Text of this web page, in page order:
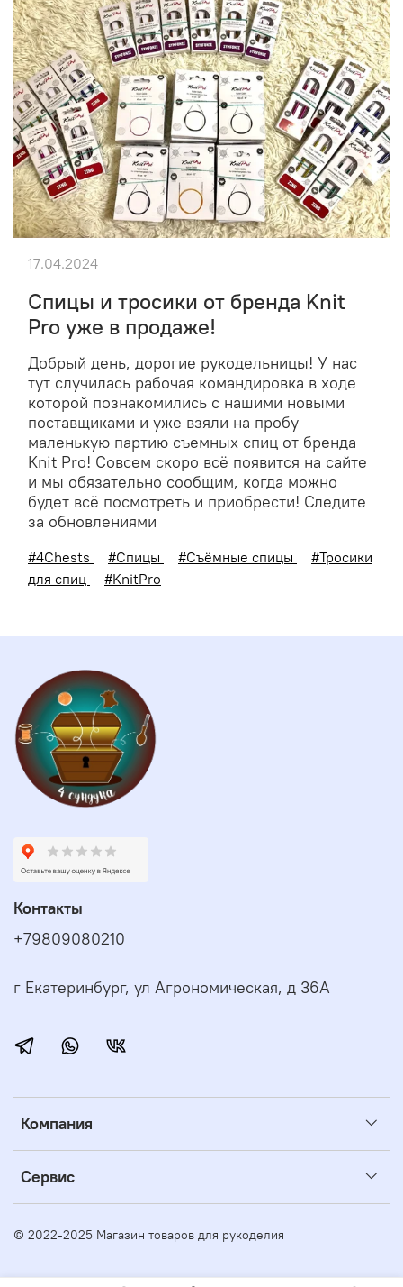
Cпицы и тросики от бренда Knit
Pro уже в продаже!
Добрый день, дорогие рукодельницы! У нас
тут случилась рабочая командировка в ходе
которой познакомились с нашими новыми
поставщиками и уже взяли на пробу
маленькую партию съемных спиц от бренда
Knit Pro! Совсем скоро всё появится на сайте
и мы обязательно сообщим, когда можно
будет всё посмотреть и приобрести! Следите
за обновлениями
17.04.2024
#4Chests #Спицы #Съёмные спицы
#Тросики
для спиц
#KnitPro
Компания
Сервис
Контакты
+79809080210
г Екатеринбург, ул Агрономическая, д 36А
© 2022-2025 Магазин товаров для рукоделия